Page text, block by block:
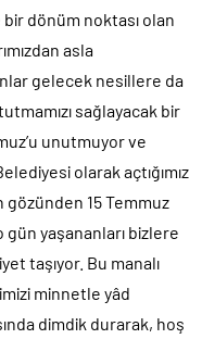
dönüm noktası olan
asla
gelecek nesillere da
sağlayacak bir
unutmuyor ve
olarak açtığımız
gözünden 15 Temmuz
yaşananları bizlere
taşıyor. Bu manalı
minnetle yâd
dimdik durarak, hoş